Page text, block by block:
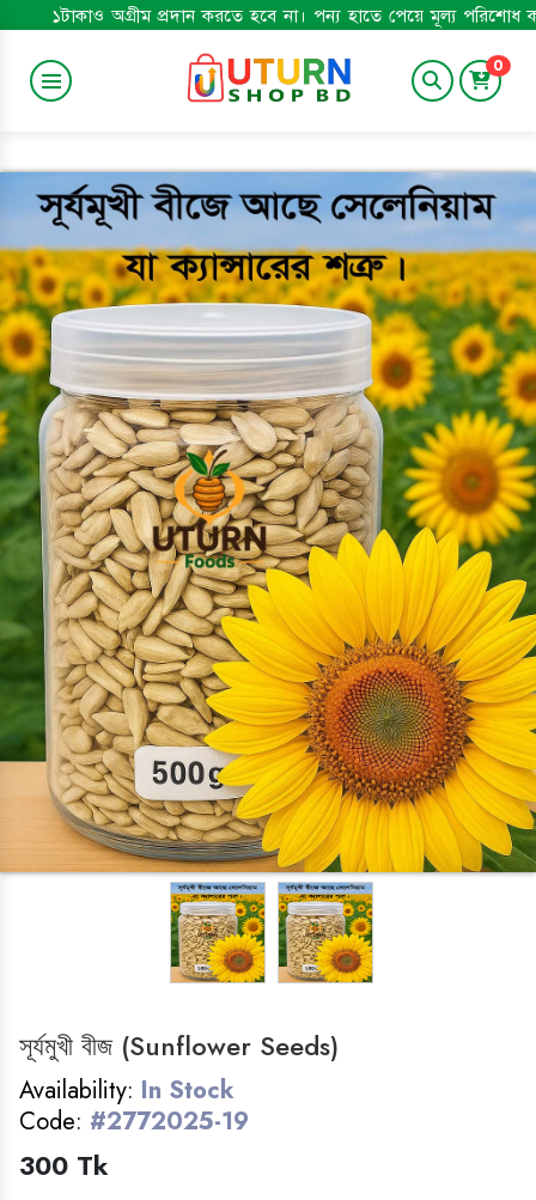
SWEETS & BAKERY
GROSSERY
শুঁটকি
APPLIANCES
TRENDING
Smart Watch
Gadgets
SPORTS
LADIES ZONE
Cosmetics
HOME & KITCHEN
Cake Decoration
Chocolate Making Item's
OVEN
kitchen & Crockeries
HOME APPLIANCES
MEN'S FASHION
লুঙ্গি- Lungi For Man
প্রদান করতে হবে না। পন্য হাতে পেয়ে মূল্য পরিশোধ করুন। মাত্র
0
সূর্যমুখী বীজ (Sunflower Seeds)
Availability: In Stock
Code: #2772025-19
300 Tk